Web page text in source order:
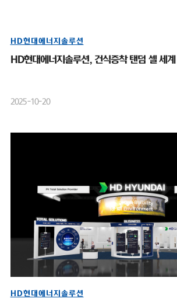
HD현대에너지솔루션
HD현대에너지솔루션, 건식증착 탠덤 셀 세
2025-10-20
HD현대에너지솔루션